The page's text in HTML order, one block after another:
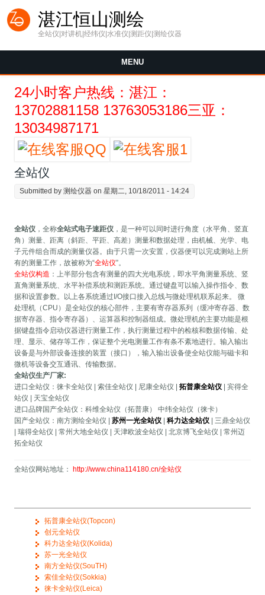
湛江恒山测绘
全站仪|对讲机|经纬仪|水准仪|测距仪|测绘仪器
MENU
24小时客户热线：湛江：
13702881158 13763053186三亚：
13034987171
全站仪
Submitted by测绘仪器 on 星期二, 10/18/2011 - 14:24
全站仪 ，全称全站式电子速距仪 ，是一种可以同时进行角度（水平角、竖直
角）测量、距离（斜距、平距、高差）测量和数据处理，由机械、光学、电
子元件组合而成的测量仪器。由于只需一次安置，仪器便可以完成测站上所
有的测量工作，故被称为“全站仪”。
全站仪构造 ：上半部分包含有测量的四大光电系统，即水平角测量系统、竖
直角测量系统、水平补偿系统和测距系统。通过键盘可以输入操作指令、数
据和设置参数。以上各系统通过I/O接口接入总线与微处理机联系起来。 微
处理机（CPU）是全站仪的核心部件，主要有寄存器系列（缓冲寄存器、数
据寄存器、指令寄存器）、运算器和控制器组成。微处理机的主要功能是根
据键盘指令启动仪器进行测量工作，执行测量过程中的检核和数据传输、处
理、显示、储存等工作，保证整个光电测量工作有条不紊地进行。输入输出
设备是与外部设备连接的装置（接口），输入输出设备使全站仪能与磁卡和
微机等设备交互通讯、传输数据。
全站仪生产厂家:
进口全站仪：徕卡全站仪 | 索佳全站仪 | 尼康全站仪 |拓普康全站仪 | 宾得全
站仪 | 天宝全站仪
进口品牌国产全站仪：科维全站仪（拓普康） 中纬全站仪（徕卡）
国产全站仪：南方测绘全站仪 |苏州一光全站仪 |科力达全站仪 | 三鼎全站仪
| 瑞得全站仪 | 常州大地全站仪 | 天津欧波全站仪 | 北京博飞全站仪 | 常州迈
拓全站仪
全站仪网站地址： http://www.china114180.cn/全站仪
拓普康全站仪(Topcon)
创元全站仪
科力达全站仪(Kolida)
苏一光全站仪
南方全站仪(SouTH)
索佳全站仪(Sokkia)
徕卡全站仪(Leica)